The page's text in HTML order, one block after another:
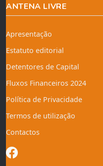
ANTENA LIVRE
Apresentação
Estatuto editorial
Detentores de Capital
Fluxos Financeiros 2024
Política de Privacidade
Termos de utilização
Contactos